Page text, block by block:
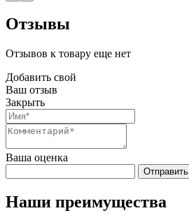
Отзывы
Отзывов к товару еще нет
Добавить свой
Ваш отзыв
Закрыть
Ваша оценка
Отправить
Наши преимущества